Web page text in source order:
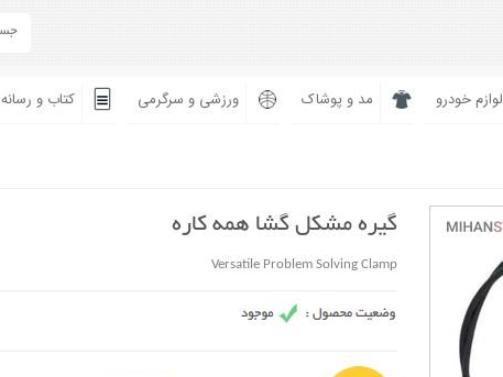
لوازم خودرو مد و پوشاک ورزشی و سرگرمی کتاب و رسانه
گیره مشکل گشا همه کاره
Versatile Problem Solving Clamp